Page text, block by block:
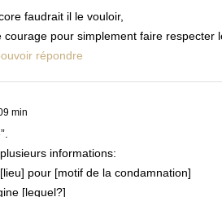
faudrait il le vouloir,
pour simplement faire respecter
répondre
min
informations:
pour [motif de la condamnation]
[lequel?]